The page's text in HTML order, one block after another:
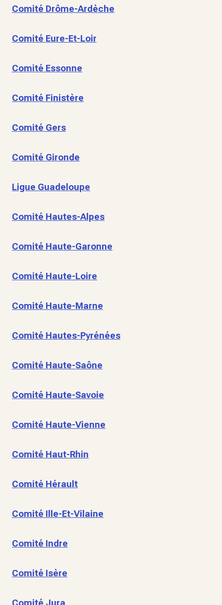
Comité Drôme-Ardèche
Comité Eure-Et-Loir
Comité Essonne
Comité Finistère
Comité Gers
Comité Gironde
Ligue Guadeloupe
Comité Hautes-Alpes
Comité Haute-Garonne
Comité Haute-Loire
Comité Haute-Marne
Comité Hautes-Pyrénées
Comité Haute-Saône
Comité Haute-Savoie
Comité Haute-Vienne
Comité Haut-Rhin
Comité Hérault
Comité Ille-Et-Vilaine
Comité Indre
Comité Isère
Comité Jura